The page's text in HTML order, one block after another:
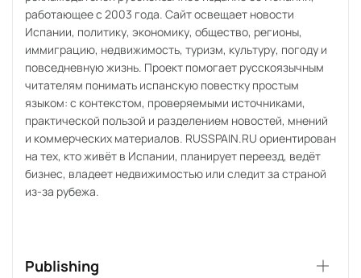
В Каталонии запускают
фургоны для очных госуслуг в
малых городах
В Каталонии запускают фургоны для очных госуслуг в малых